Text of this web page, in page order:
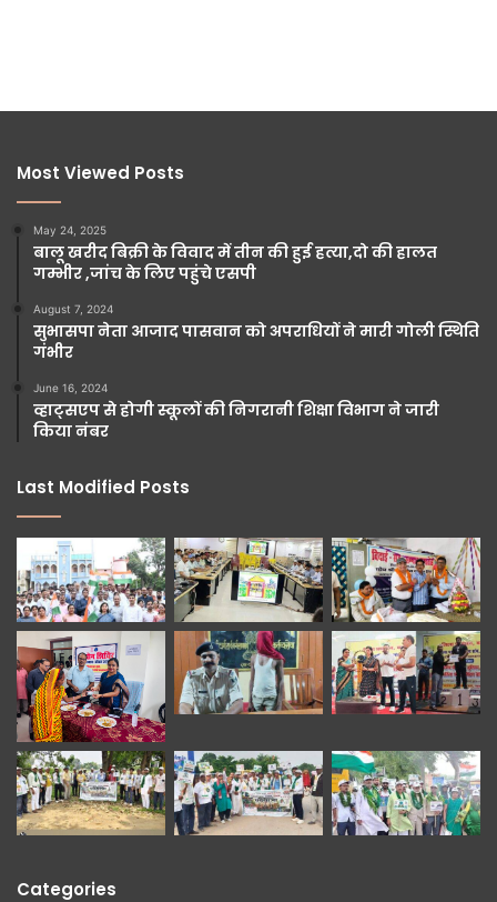
Most Viewed Posts
May 24, 2025
बालू खरीद बिक्री के विवाद में तीन की हुई हत्या,दो की हालत
गम्भीर ,जांच के लिए पहुंचे एसपी
August 7, 2024
सुभासपा नेता आजाद पासवान को अपराधियों ने मारी गोली स्थिति
गंभीर
June 16, 2024
व्हाट्सएप से होगी स्कूलों की निगरानी शिक्षा विभाग ने जारी
किया नंबर
Last Modified Posts
Categories